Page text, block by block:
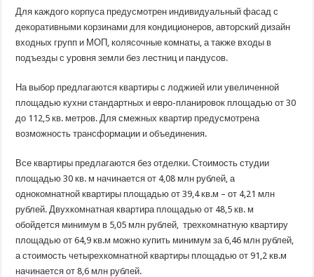
Для каждого корпуса предусмотрен индивидуальный фасад с
декоративными корзинами для кондиционеров, авторский дизайн
входных групп и МОП, колясочные комнаты, а также входы в
подъезды с уровня земли без лестниц и пандусов.
На выбор предлагаются квартиры с лоджией или увеличенной
площадью кухни стандартных и евро-планировок площадью от 30
до 112,5 кв. метров. Для смежных квартир предусмотрена
возможность трансформации и объединения.
Все квартиры предлагаются без отделки. Стоимость студии
площадью 30 кв. м начинается от 4,08 млн рублей, а
однокомнатной квартиры площадью от 39,4 кв.м – от 4,21 млн
рублей. Двухкомнатная квартира площадью от 48,5 кв. м
обойдется минимум в 5,05 млн рублей, трехкомнатную квартиру
площадью от 64,9 кв.м можно купить минимум за 6,46 млн рублей,
а стоимость четырехкомнатной квартиры площадью от 91,2 кв.м
начинается от 8,6 млн рублей.